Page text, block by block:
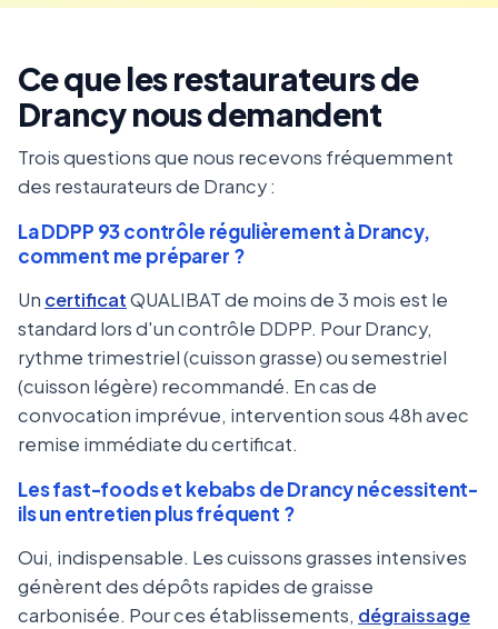
Ce que les restaurateurs de
Drancy nous demandent
Trois questions que nous recevons fréquemment
des restaurateurs de Drancy :
La DDPP 93 contrôle régulièrement à Drancy,
comment me préparer ?
Un certificatQUALIBAT de moins de 3 mois est le
standard lors d'un contrôle DDPP. Pour Drancy,
rythme trimestriel (cuisson grasse) ou semestriel
(cuisson légère) recommandé. En cas de
convocation imprévue, intervention sous 48h avec
remise immédiate du certificat.
Les fast-foods et kebabs de Drancy nécessitent-
ils un entretien plus fréquent ?
Oui, indispensable. Les cuissons grasses intensives
génèrent des dépôts rapides de graisse
carbonisée. Pour ces établissements, dégraissage